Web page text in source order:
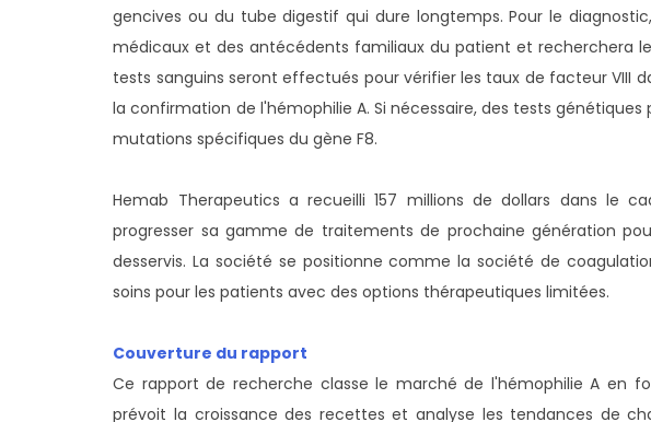
gencives ou du tube digestif qui dure longtemps. Pour le
médicaux et des antécédents familiaux du patient et recherchera
tests sanguins seront effectués pour vérifier les taux de facteur VIII
la confirmation de l'hémophilie A. Si nécessaire, des tests
mutations spécifiques du gène F8.
Hemab Therapeutics a recueilli 157 millions de dollars dans le
progresser sa gamme de traitements de prochaine génération
desservis. La société se positionne comme la société de
soins pour les patients avec des options thérapeutiques limitées.
Couverture du rapport
Ce rapport de recherche classe le marché de l'hémophilie A en
prévoit la croissance des recettes et analyse les tendances de